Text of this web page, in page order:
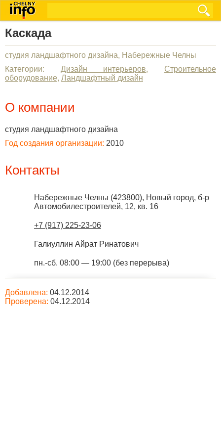
Каскада
студия ландшафтного дизайна, Набережные Челны
Категории: Дизайн интерьеров, Строительное
оборудование, Ландшафтный дизайн
О компании
студия ландшафтного дизайна
Год создания организации: 2010
Контакты
Набережные Челны (423800), Новый город, б-р
Автомобилестроителей, 12, кв. 16
+7 (917) 225-23-06
Галиуллин Айрат Ринатович
пн.-сб. 08:00 — 19:00 (без перерыва)
Добавлена: 04.12.2014
Проверена: 04.12.2014